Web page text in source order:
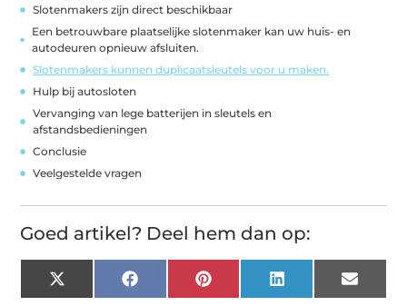
Slotenmakers zijn direct beschikbaar
Een betrouwbare plaatselijke slotenmaker kan uw huis- en
autodeuren opnieuw afsluiten.
Slotenmakers kunnen duplicaatsleutels voor u maken.
Hulp bij autosloten
Vervanging van lege batterijen in sleutels en
afstandsbedieningen
Conclusie
Veelgestelde vragen
Goed artikel? Deel hem dan op:
X
(Twitter)
FacebookPinterest LinkedIn Email